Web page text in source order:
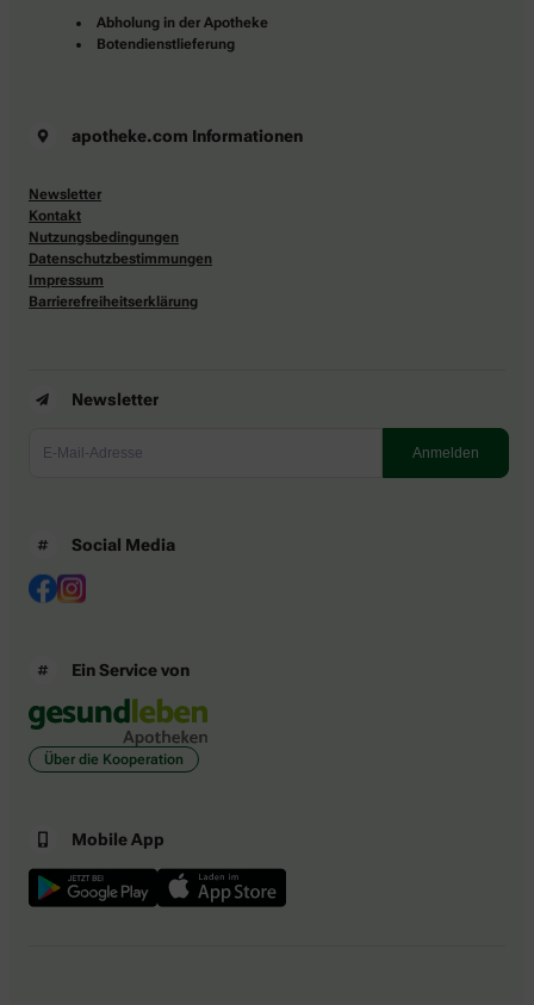
Abholung in der Apotheke
Botendienstlieferung
apotheke.com Informationen
Newsletter
Kontakt
Nutzungsbedingungen
Datenschutzbestimmungen
Impressum
Barrierefreiheitserklärung
Newsletter
Social Media
Ein Service von
Über die Kooperation
Mobile App